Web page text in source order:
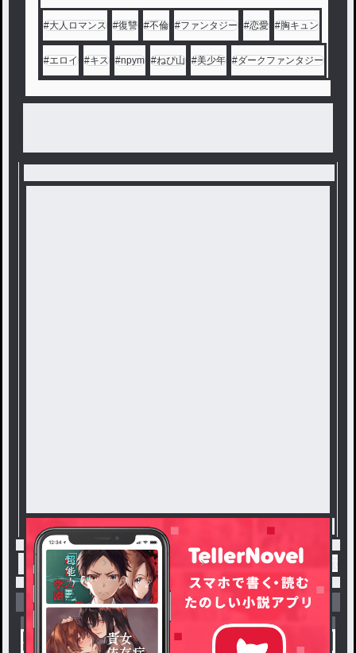
繰り返される争い。
そして“魔女”の存在。
これは――
世界を救い、そして滅ぼした
#大人ロマンス #復讐 #不倫 #ファンタジー #恋愛 #胸キュン
#エロイ #キス #npym #ねぴ山 #美少年 #ダークファンタジー
トップ ファンタジー 偽りの王女～身代わりで
小説を探す ジャンルから探す